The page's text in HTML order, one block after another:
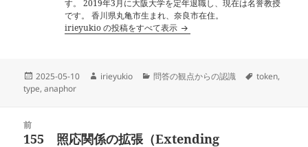
す。 2019年3月に大阪大学を定年退職し、現在は名誉教授
です。 香川県丸亀市生まれ、奈良市在住。
irieyukio の投稿をすべて表示
投
稿
2025-05-10
作
irieyukio
カ
問答の観点からの認識
タ
token,
type,anaphor
前
前
155 照応関係の拡張（Extending